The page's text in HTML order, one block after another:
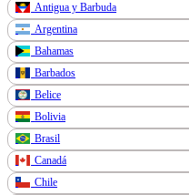
Antigua y Barbuda
Argentina
Bahamas
Barbados
Belice
Bolivia
Brasil
Canadá
Chile